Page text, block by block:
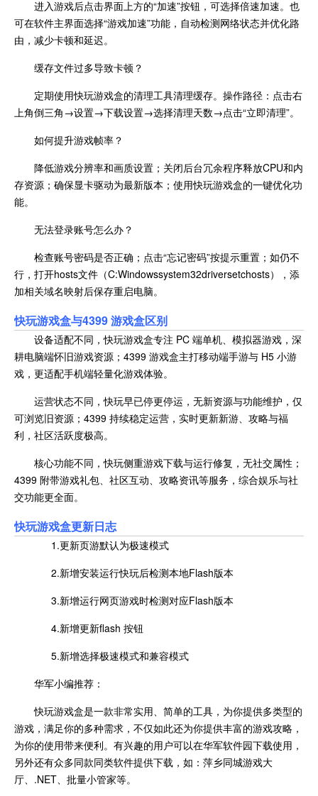
进入游戏后点击界面上方的“加速”按钮，可选择倍速加速。也
可在软件主界面选择“游戏加速”功能，自动检测网络状态并优化路
由，减少卡顿和延迟。
缓存文件过多导致卡顿？
定期使用快玩游戏盒的清理工具清理缓存。操作路径：点击右
上角倒三角→设置→下载设置→选择清理天数→点击“立即清理”。
如何提升游戏帧率？
降低游戏分辨率和画质设置；关闭后台冗余程序释放CPU和内
存资源；确保显卡驱动为最新版本；使用快玩游戏盒的一键优化功
能。
无法登录账号怎么办？
检查账号密码是否正确；点击“忘记密码”按提示重置；如仍不
行，打开hosts文件（C:Windowssystem32driversetchosts），添
加相关域名映射后保存重启电脑。
快玩游戏盒与4399 游戏盒区别
设备适配不同，快玩游戏盒专注 PC 端单机、模拟器游戏，深
耕电脑端怀旧游戏资源；4399 游戏盒主打移动端手游与 H5 小游
戏，更适配手机端轻量化游戏体验。
运营状态不同，快玩早已停更停运，无新资源与功能维护，仅
可浏览旧资源；4399 持续稳定运营，实时更新新游、攻略与福
利，社区活跃度极高。
核心功能不同，快玩侧重游戏下载与运行修复，无社交属性；
4399 附带游戏礼包、社区互动、攻略资讯等服务，综合娱乐与社
交功能更全面。
快玩游戏盒更新日志
1.更新页游默认为极速模式
2.新增安装运行快玩后检测本地Flash版本
3.新增运行网页游戏时检测对应Flash版本
4.新增更新flash 按钮
5.新增选择极速模式和兼容模式
华军小编推荐：
快玩游戏盒是一款非常实用、简单的工具，为你提供多类型的
游戏，满足你的多种需求，不仅如此还为你提供丰富的游戏攻略，
为你的使用带来便利。有兴趣的用户可以在华军软件园下载使用，
另外还有众多同款同类软件提供下载，如：萍乡同城游戏大
厅、.NET、批量小管家等。